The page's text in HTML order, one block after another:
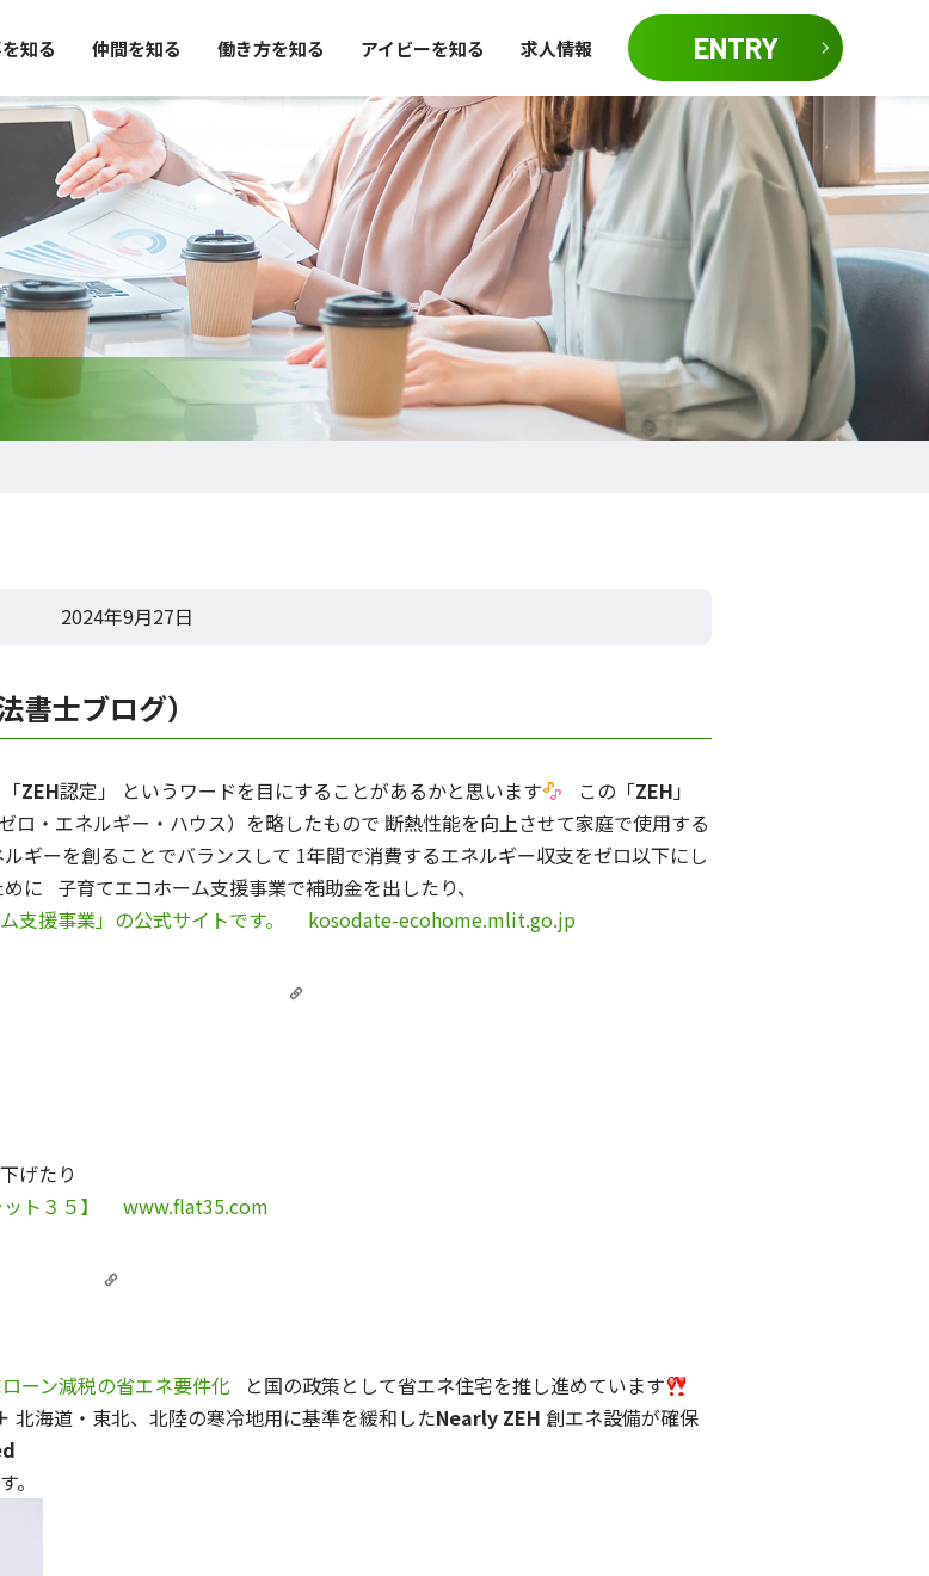
知る 仲間を知る 働き方を知る アイビーを知る 求人情報 ENTRY
2024年9月27日
士ブログ）
ZEH認定」 というワードを目にすることがあるかと思います この「ZEH」
・エネルギー・ハウス）を略したもので 断熱性能を向上させて家庭で使用する
ギーを創ることでバランスして 1年間で消費するエネルギー収支をゼロ以下にし
に 子育てエコホーム支援事業で補助金を出したり、
支援事業」の公式サイトです。 kosodate-ecohome.mlit.go.jp
げたり
ト３５】
www.flat35.com
ーン減税の省エネ要件化 と国の政策として省エネ住宅を推し進めています
北海道・東北、北陸の寒冷地用に基準を緩和したNearly ZEH 創エネ設備が確保
。